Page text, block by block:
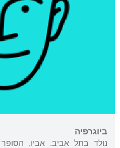
ביוגרפיה
נולד בתל אביב. אביו, הסופר